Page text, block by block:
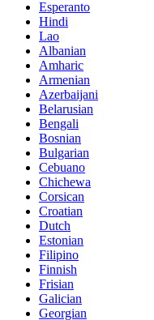
Esperanto
Hindi
Lao
Albanian
Amharic
Armenian
Azerbaijani
Belarusian
Bengali
Bosnian
Bulgarian
Cebuano
Chichewa
Corsican
Croatian
Dutch
Estonian
Filipino
Finnish
Frisian
Galician
Georgian